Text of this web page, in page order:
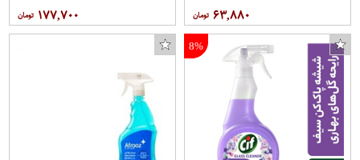
۶۳,۸۸۰ ۱۷۷,۷۰۰
8%